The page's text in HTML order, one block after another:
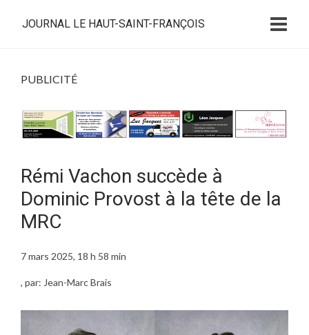
JOURNAL LE HAUT-SAINT-FRANÇOIS
PUBLICITÉ
Rémi Vachon succède à
Dominic Provost à la tête de la
MRC
7 mars 2025, 18 h 58 min
, par: Jean-Marc Brais